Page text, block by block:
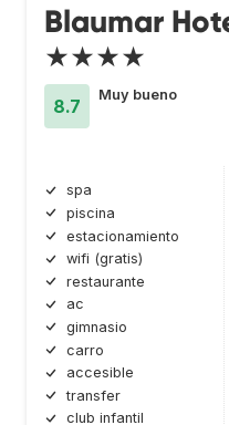
Blaumar
★★★★
8.7
Muy bueno
spa
piscina
estacionamiento
wifi (gratis)
restaurante
ac
gimnasio
carro
accesible
transfer
club infantil